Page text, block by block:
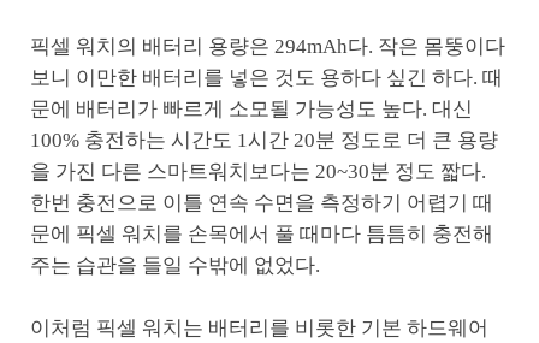
픽셀 워치의 배터리 용량은 294mAh다. 작은 몸뚱이다
보니 이만한 배터리를 넣은 것도 용하다 싶긴 하다. 때
문에 배터리가 빠르게 소모될 가능성도 높다. 대신
100% 충전하는 시간도 1시간 20분 정도로 더 큰 용량
을 가진 다른 스마트워치보다는 20~30분 정도 짧다.
한번 충전으로 이틀 연속 수면을 측정하기 어렵기 때
문에 픽셀 워치를 손목에서 풀 때마다 틈틈히 충전해
주는 습관을 들일 수밖에 없었다.
이처럼 픽셀 워치는 배터리를 비롯한 기본 하드웨어